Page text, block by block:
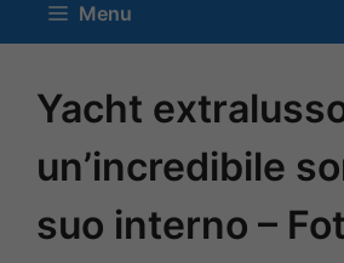
Menu
Yacht
un’incredibile
suo interno –